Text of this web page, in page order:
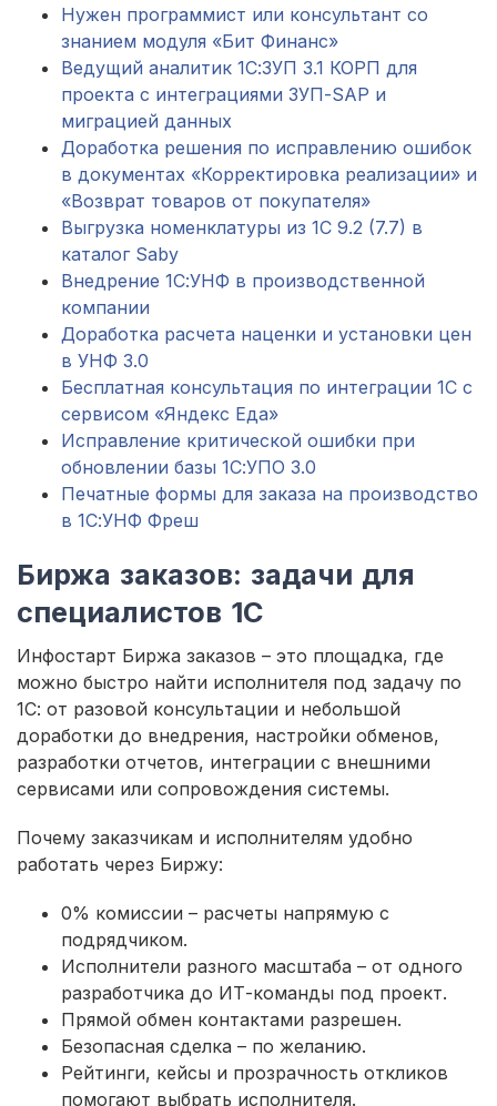
Нужен программист или консультант со
знанием модуля «Бит Финанс»
Ведущий аналитик 1С:ЗУП 3.1 КОРП для
проекта с интеграциями ЗУП-SAP и
миграцией данных
Доработка решения по исправлению ошибок
в документах «Корректировка реализации» и
«Возврат товаров от покупателя»
Выгрузка номенклатуры из 1С 9.2 (7.7) в
каталог Saby
Внедрение 1С:УНФ в производственной
компании
Доработка расчета наценки и установки цен
в УНФ 3.0
Бесплатная консультация по интеграции 1С с
сервисом «Яндекс Еда»
Исправление критической ошибки при
обновлении базы 1С:УПО 3.0
Печатные формы для заказа на производство
в 1С:УНФ Фреш
Биржа заказов: задачи для
специалистов 1С
Инфостарт Биржа заказов – это площадка, где
можно быстро найти исполнителя под задачу по
1С: от разовой консультации и небольшой
доработки до внедрения, настройки обменов,
разработки отчетов, интеграции с внешними
сервисами или сопровождения системы.
Почему заказчикам и исполнителям удобно
работать через Биржу:
0% комиссии – расчеты напрямую с
подрядчиком.
Исполнители разного масштаба – от одного
разработчика до ИТ-команды под проект.
Прямой обмен контактами разрешен.
Безопасная сделка – по желанию.
Рейтинги, кейсы и прозрачность откликов
помогают выбрать исполнителя.